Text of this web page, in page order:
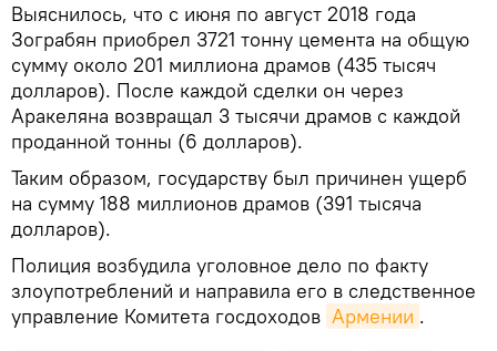
Выяснилось, что с июня по август 2018 года
Зограбян приобрел 3721 тонну цемента на общую
сумму около 201 миллиона драмов (435 тысяч
долларов). После каждой сделки он через
Аракеляна возвращал 3 тысячи драмов с каждой
проданной тонны (6 долларов).
Таким образом, государству был причинен ущерб
на сумму 188 миллионов драмов (391 тысяча
долларов).
Полиция возбудила уголовное дело по факту
злоупотреблений и направила его в следственное
управление Комитета госдоходов Армении .